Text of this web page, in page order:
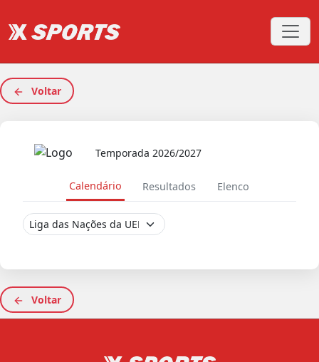
Voltar
Temporada 2026/2027
Calendário Resultados Elenco
Voltar